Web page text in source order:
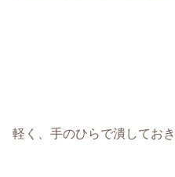
軽く、手のひらで潰しておき